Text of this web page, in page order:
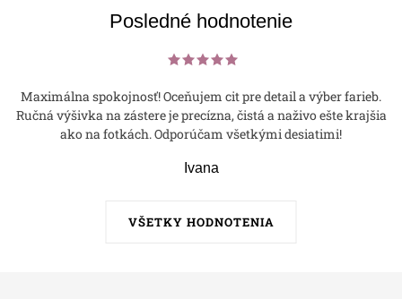
Posledné hodnotenie
VŠETKY HODNOTENIA
Maximálna spokojnosť! Oceňujem cit pre detail a výber farieb.
Ručná výšivka na zástere je precízna, čistá a naživo ešte krajšia
ako na fotkách. Odporúčam všetkými desiatimi!
Ivana